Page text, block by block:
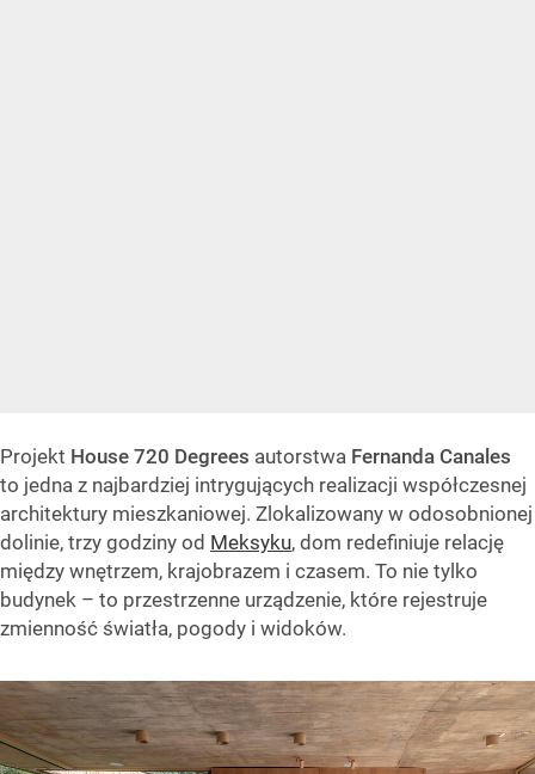
Projekt House 720 Degrees autorstwa Fernanda Canales
to jedna z najbardziej intrygujących realizacji współczesnej
architektury mieszkaniowej. Zlokalizowany w odosobnionej
dolinie, trzy godziny od Meksyku, dom redefiniuje relację
między wnętrzem, krajobrazem i czasem. To nie tylko
budynek – to przestrzenne urządzenie, które rejestruje
zmienność światła, pogody i widoków.